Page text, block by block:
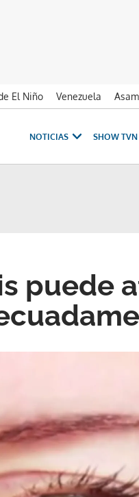
El Niño Venezuela
NOTICIAS SHOW TVN
puede